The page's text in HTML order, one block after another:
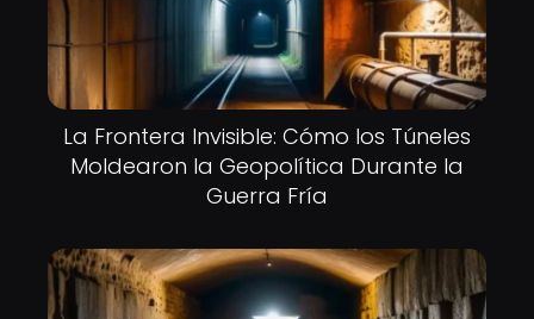
La Frontera Invisible: Cómo los Túneles
Moldearon la Geopolítica Durante la
Guerra Fría